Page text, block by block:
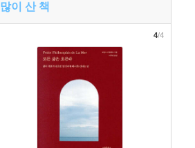
많이 산 책
4/4